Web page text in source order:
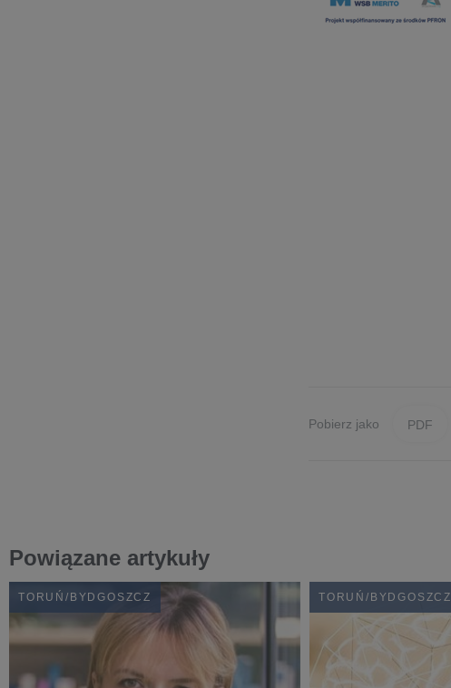
Pobierz jako PDF
Powiązane artykuły
TORUŃ/BYDGOSZCZ TORUŃ/BYDGOSZCZ